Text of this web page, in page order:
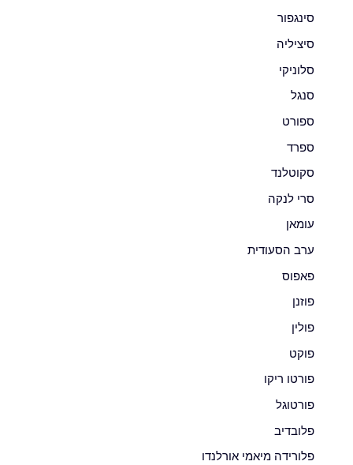
סינגפור
סיציליה
סלוניקי
סנגל
ספורט
ספרד
סקוטלנד
סרי לנקה
עומאן
ערב הסעודית
פאפוס
פוזנן
פולין
פוקט
פורטו ריקו
פורטוגל
פלובדיב
פלורידה מיאמי אורלנדו